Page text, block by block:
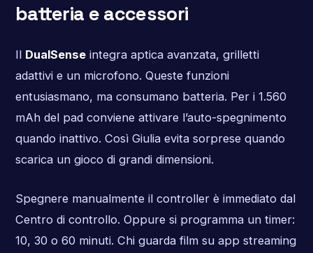
batteria e accessori
Il DualSenseintegra aptica avanzata, grilletti
adattivi e un microfono. Queste funzioni
entusiasmano, ma consumano batteria. Per i 1.560
mAh del pad conviene attivare l’auto-spegnimento
quando inattivo. Così Giulia evita sorprese quando
scarica un gioco di grandi dimensioni.
Spegnere manualmente il controller è immediato dal
Centro di controllo. Oppure si programma un timer:
10, 30 o 60 minuti. Chi guarda film su app streaming